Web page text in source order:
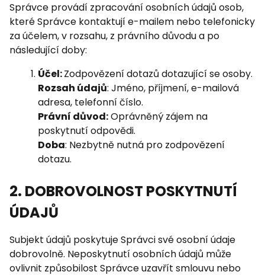
Správce provádí zpracování osobních údajů osob,
které Správce kontaktují e-mailem nebo telefonicky
za účelem, v rozsahu, z právního důvodu a po
následující doby:
Účel:Zodpovězení dotazů dotazující se osoby.
Rozsah údajů: Jméno, příjmení, e-mailová
adresa, telefonní číslo.
Právní důvod:Oprávněný zájem na
poskytnutí odpovědi.
Doba: Nezbytně nutná pro zodpovězení
dotazu.
2. DOBROVOLNOST POSKYTNUTÍ
ÚDAJŮ
Subjekt údajů poskytuje Správci své osobní údaje
dobrovolně. Neposkytnutí osobních údajů může
ovlivnit způsobilost Správce uzavřít smlouvu nebo